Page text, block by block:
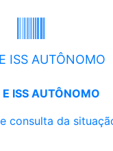
ISS AUTÔNOMO
ISS AUTÔNOMO
consulta da